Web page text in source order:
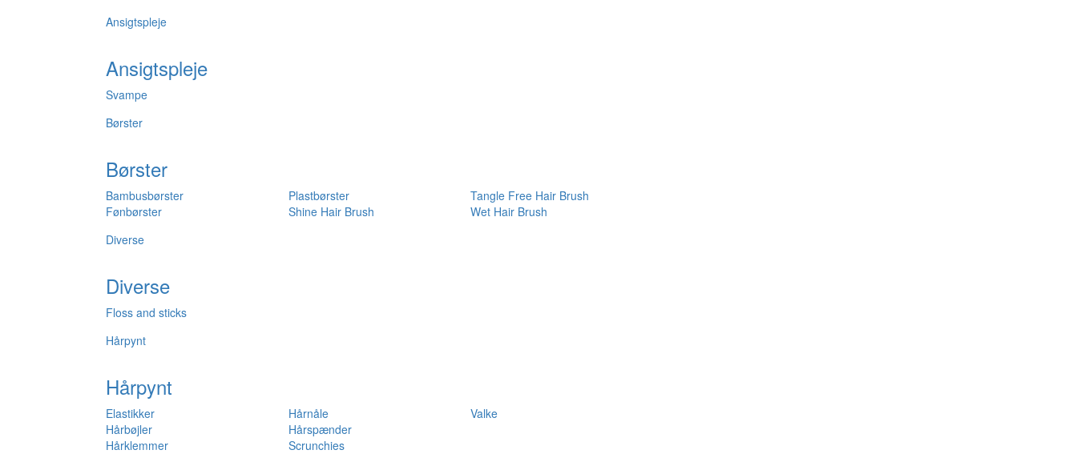
Ansigtspleje
Ansigtspleje
Svampe
Børster
Børster
Bambusbørster
Fønbørster
Plastbørster
Shine Hair Brush
Tangle Free Hair Brush
Wet Hair Brush
Diverse
Diverse
Floss and sticks
Hårpynt
Hårpynt
Elastikker
Hårbøjler
Hårklemmer
Hårnåle
Hårspænder
Scrunchies
Valke